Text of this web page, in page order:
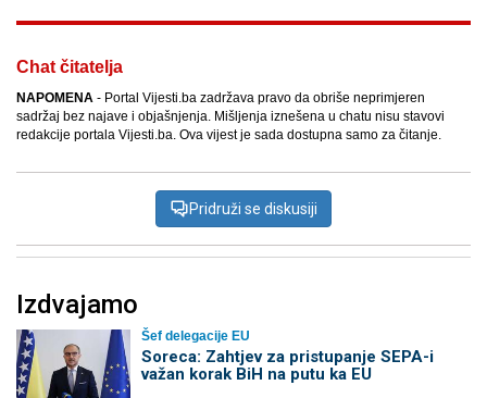
Chat čitatelja
NAPOMENA - Portal Vijesti.ba zadržava pravo da obriše neprimjeren
sadržaj bez najave i objašnjenja. Mišljenja iznešena u chatu nisu stavovi
redakcije portala Vijesti.ba. Ova vijest je sada dostupna samo za čitanje.
Pridruži se diskusiji
Izdvajamo
Šef delegacije EU
Soreca: Zahtjev za pristupanje SEPA-i
važan korak BiH na putu ka EU